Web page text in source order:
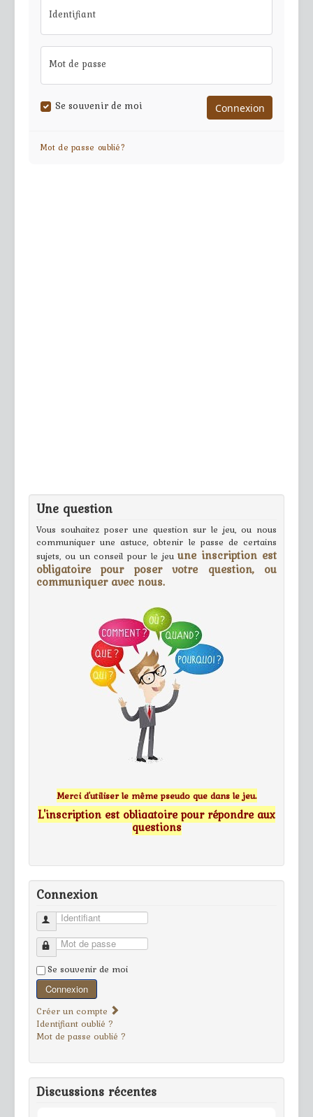
Identifiant
Mot de passe
Se souvenir de moi
Mot de passe oublié?
Une question
Vous souhaitez poser une question sur le jeu, ou nous
communiquer une astuce, obtenir le passe de certains
sujets, ou un conseil pour le jeuune inscription est
obligatoire pour poser votre question, ou
communiquer avec nous.
Merci d'utiliser le même pseudo que dans le jeu.
L'inscription est obligatoire pour répondre aux
questions
Connexion
Identifiant
Mot de passe
Se souvenir de moi
Connexion
Créer un compte
Identifiant oublié ?
Mot de passe oublié ?
Discussions récentes